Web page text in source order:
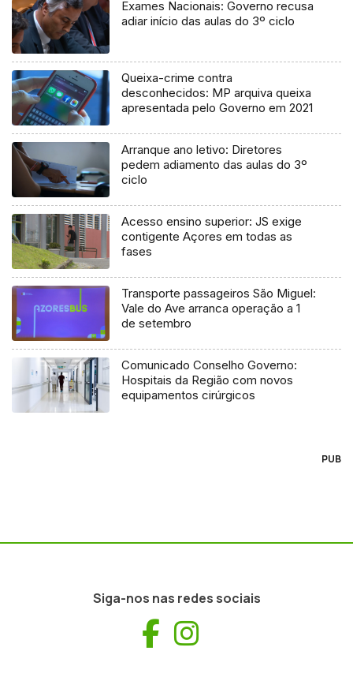
Exames Nacionais: Governo recusa
adiar início das aulas do 3º ciclo
Queixa-crime contra
desconhecidos: MP arquiva queixa
apresentada pelo Governo em 2021
Arranque ano letivo: Diretores
pedem adiamento das aulas do 3º
ciclo
Acesso ensino superior: JS exige
contigente Açores em todas as
fases
Transporte passageiros São Miguel:
Vale do Ave arranca operação a 1
de setembro
Comunicado Conselho Governo:
Hospitais da Região com novos
equipamentos cirúrgicos
PUB
Siga-nos nas redes sociais
Facebook